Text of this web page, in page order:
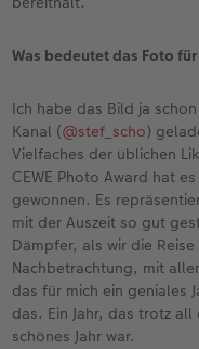
Was bedeutet das Foto für
Ich habe das Bild ja
Kanal (@stef_scho)
Vielfaches der üblichen
CEWE Photo Award hat
gewonnen. Es
mit der Auszeit so gut
Dämpfer, als wir die
Nachbetrachtung, mit
das für mich ein geniales
das. Ein Jahr, das trotz
schönes Jahr war.